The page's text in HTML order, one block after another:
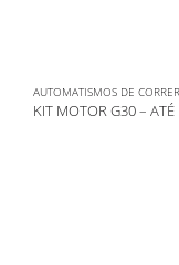
AUTOMATISMOS DE CORRER
KIT MOTOR G30 –